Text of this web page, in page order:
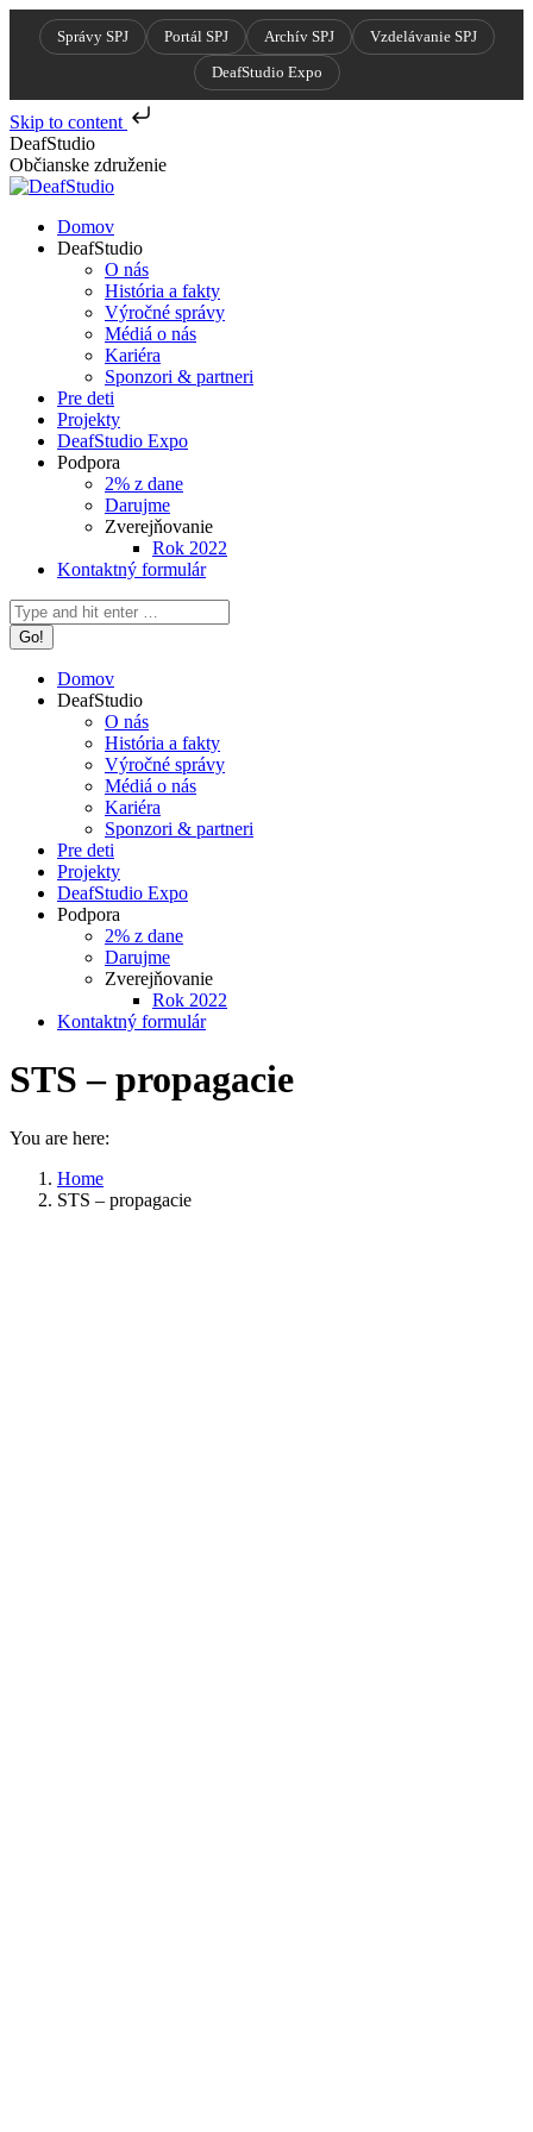
Správy SPJ Portál SPJ Archív SPJ
Vzdelávanie SPJ
DeafStudio Expo
Skip to content
Skip
to
content
DeafStudio
Občianske združenie
Domov
DeafStudio
O nás
História a fakty
Výročné správy
Médiá o nás
Kariéra
Sponzori & partneri
Pre deti
Projekty
DeafStudio Expo
Podpora
2% z dane
Darujme
Zverejňovanie
Rok 2022
Kontaktný formulár
Search:
Domov
DeafStudio
O nás
História a fakty
Výročné správy
Médiá o nás
Kariéra
Sponzori & partneri
Pre deti
Projekty
DeafStudio Expo
Podpora
2% z dane
Darujme
Zverejňovanie
Rok 2022
Kontaktný formulár
STS – propagacie
You are here:
Home
STS – propagacie